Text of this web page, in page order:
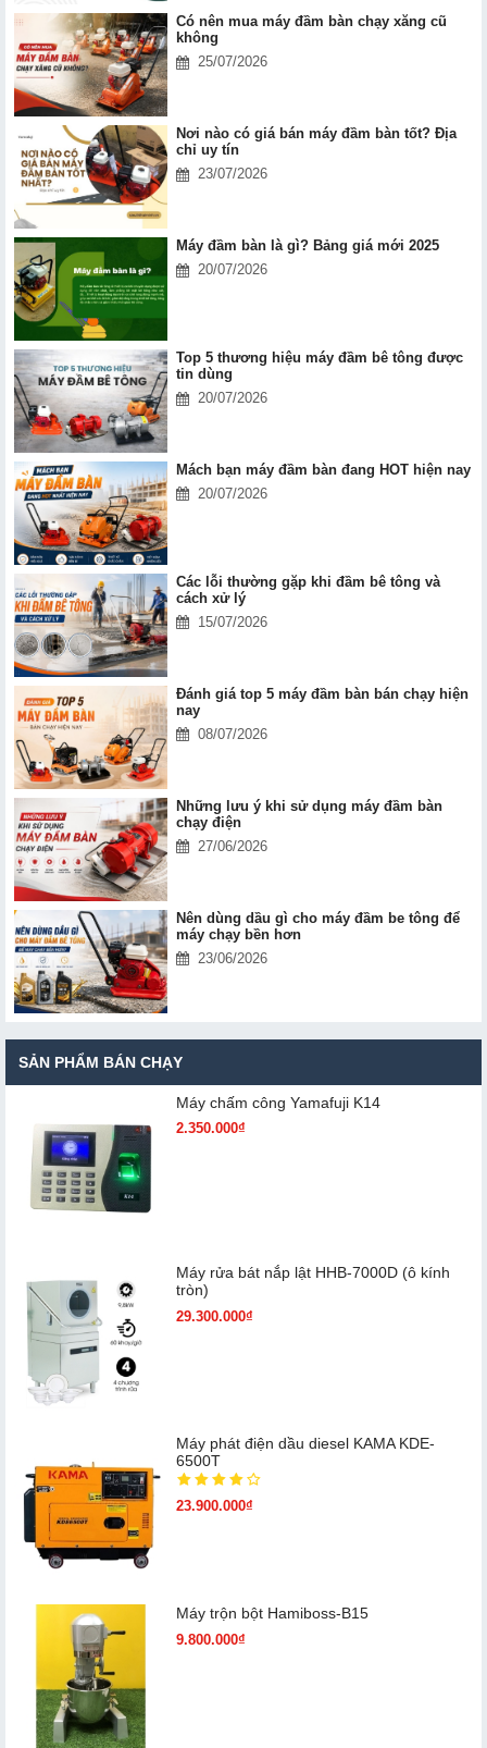
Có nên mua máy đầm bàn chạy xăng cũ
không
25/07/2026
Nơi nào có giá bán máy đầm bàn tốt? Địa
chỉ uy tín
23/07/2026
Máy đầm bàn là gì? Bảng giá mới 2025
20/07/2026
Top 5 thương hiệu máy đầm bê tông được
tin dùng
20/07/2026
Mách bạn máy đầm bàn đang HOT hiện nay
20/07/2026
Các lỗi thường gặp khi đầm bê tông và
cách xử lý
15/07/2026
Đánh giá top 5 máy đầm bàn bán chạy hiện
nay
08/07/2026
Những lưu ý khi sử dụng máy đầm bàn
chạy điện
27/06/2026
Nên dùng dầu gì cho máy đầm be tông để
máy chạy bền hơn
23/06/2026
SẢN PHẨM BÁN CHẠY
Máy chấm cô​ng Yamafuji K14
2.350.000₫
Máy rửa bát nắp lật HHB-7000D (ô kính
tròn)
29.300.000₫
Máy phát điện dầu diesel KAMA KDE-
6500T
23.900.000₫
Máy trộn bột Hamiboss-B15
9.800.000₫